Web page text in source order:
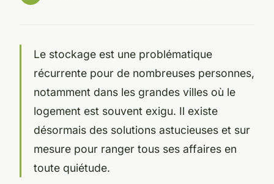
Le stockage est une problématique
récurrente pour de nombreuses personnes,
notamment dans les grandes villes où le
logement est souvent exigu. Il existe
désormais des solutions astucieuses et sur
mesure pour ranger tous ses affaires en
toute quiétude.